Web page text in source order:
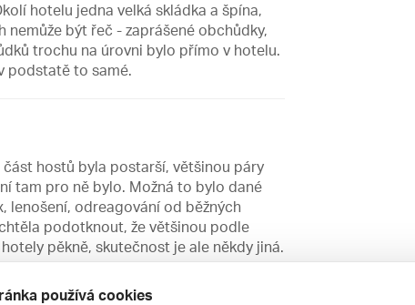
hotelu jedna velká skládka a špína,
být řeč - zaprášené obchůdky,
trochu na úrovni bylo přímo v hotelu.
podstatě to samé.
hostů byla postarší, většinou páry
tam pro ně bylo. Možná to bylo dané
lenošení, odreagování od běžných
podotknout, že většinou podle
pěkně, skutečnost je ale někdy jiná.
ještě lepší než fota z nabídek
používá cookies